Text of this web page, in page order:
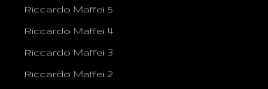
Riccardo Maffei 5
Riccardo Maffei 4
Riccardo Maffei 3
Riccardo Maffei 2